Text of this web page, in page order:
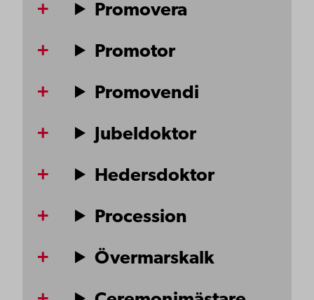
Promovera
Promotor
Promovendi
Jubeldoktor
Hedersdoktor
Procession
Övermarskalk